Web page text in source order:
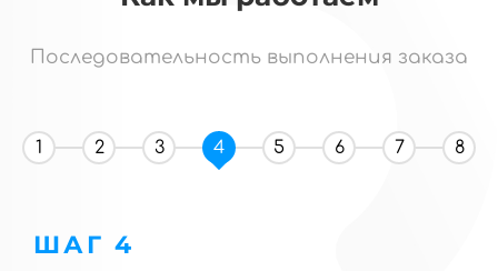
Последовательность выполнения заказа
1 2 3 4 5 6 7 8
ШАГ 4